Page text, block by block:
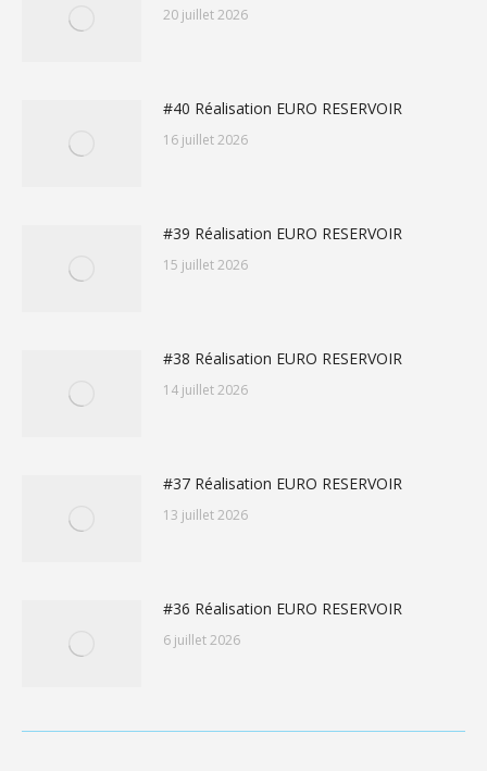
20 juillet 2026
#40 Réalisation EURO RESERVOIR
16 juillet 2026
#39 Réalisation EURO RESERVOIR
15 juillet 2026
#38 Réalisation EURO RESERVOIR
14 juillet 2026
#37 Réalisation EURO RESERVOIR
13 juillet 2026
#36 Réalisation EURO RESERVOIR
6 juillet 2026